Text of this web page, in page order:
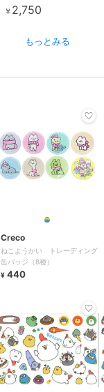
￥ 2,750
もっとみる
Creco
ねこようかい トレーディング
缶バッジ（8種）
¥ 440